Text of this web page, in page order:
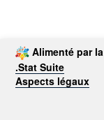
Alimenté par la
.Stat Suite
Aspects légaux